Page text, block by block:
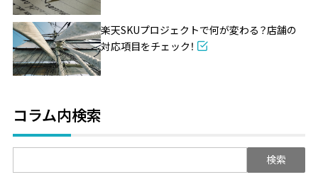
楽天SKUプロジェクトで何が変わる？店舗の
対応項目をチェック！
コラム内検索
索: